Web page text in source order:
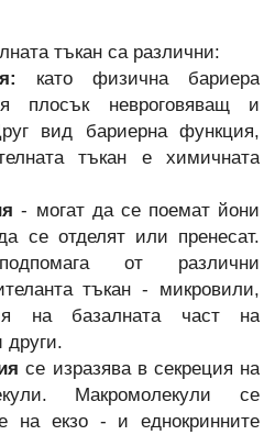
тъкан са различни:
като физична бариера
плосък невроговяващ и
вид бариерна функция,
тъкан е химичната
- могат да се поемат йони
се отделят или пренесат.
от различни
тъкан - микровили,
на базалната част на
други.
се изразява в секреция на
Макромолекули се
на екзо - и еднокринните